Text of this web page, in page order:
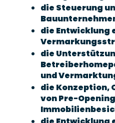
die Steuerung
die Entwicklung
die
und
die Konzeption,
von Pre-